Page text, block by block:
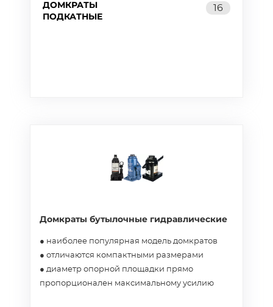
ДОМКРАТЫ
ПОДКАТНЫЕ
16
Домкраты бутылочные гидравлические
● наиболее популярная модель домкратов
● отличаются компактными размерами
● диаметр опорной площадки прямо
пропорционален максимальному усилию